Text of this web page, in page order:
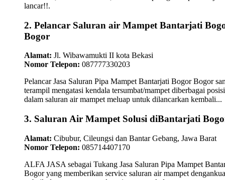
lancar!!.
2. Pelancar Saluran air Mampet Bantarjati
Bogor
Alamat: Jl. Wibawamukti II kota Bekasi
Nomor Telepon: 087777330203
Pelancar Jasa Saluran Pipa Mampet Bantarjati Bogor Bogor
terampil mengatasi kendala tersumbat/mampet diberbagai
dalam saluran air mampet meluap untuk dilancarkan kembali...
3. Saluran Air Mampet Solusi diBantarjati
Alamat: Cibubur, Cileungsi dan Bantar Gebang, Jawa Barat
Nomor Telepon: 085714407170
ALFA JASA sebagai Tukang Jasa Saluran Pipa Mampet
Bogor yang memberikan service saluran air mampet